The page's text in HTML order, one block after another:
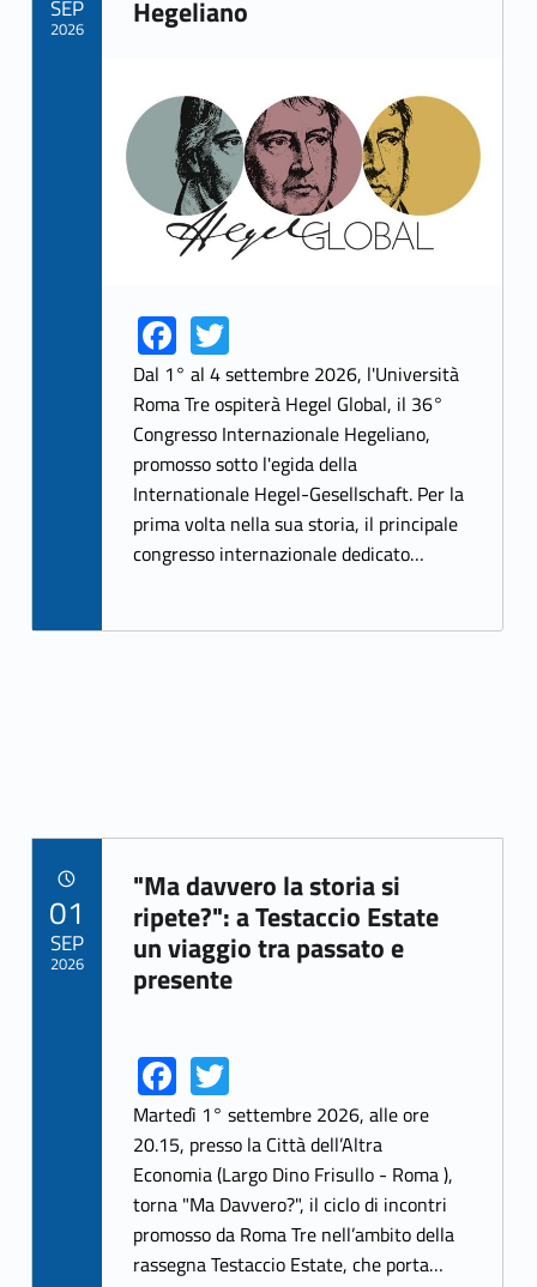
Hegeliano
Link identifier share facebook archive #share-link-archive-2553Fa
ce
b
o
o
k
Link identifier share twitter archive #share-link-archive-79297T
w
itt
er
Dal 1° al 4 settembre 2026, l'Università
Roma Tre ospiterà Hegel Global, il 36°
Congresso Internazionale Hegeliano,
promosso sotto l'egida della
Internationale Hegel-Gesellschaft. Per la
prima volta nella sua storia, il principale
congresso internazionale dedicato…
SEP
2026
Link identifier archive #link-archive-13816
"Ma davvero la storia si
ripete?": a Testaccio Estate
un viaggio tra passato e
presente
Link identifier share facebook archive #share-link-archive-78811Fa
ce
b
o
o
k
Link identifier share twitter archive #share-link-archive-91134T
w
itt
er
Martedì 1° settembre 2026, alle ore
20.15, presso la Città dell’Altra
Economia (Largo Dino Frisullo - Roma ),
torna "Ma Davvero?", il ciclo di incontri
promosso da Roma Tre nell’ambito della
rassegna Testaccio Estate, che porta…
01
SEP
2026